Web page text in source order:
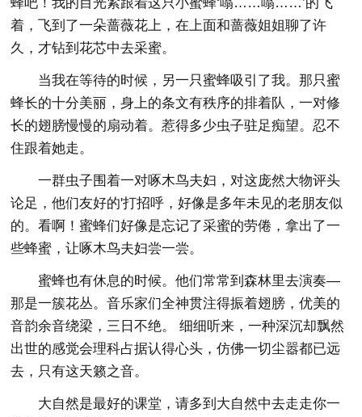
着，飞到了一朵蔷薇花上，在上面和蔷薇姐姐聊了许
久，才钻到花芯中去采蜜。
当我在等待的时候，另一只蜜蜂吸引了我。那只蜜
蜂长的十分美丽，身上的条文有秩序的排着队，一对修
长的翅膀慢慢的扇动着。惹得多少虫子驻足痴望。忍不
住跟着她走。
一群虫子围着一对啄木鸟夫妇，对这庞然大物评头
论足，他们友好的'打招呼，好像是多年未见的老朋友似
的。看啊！蜜蜂们好像是忘记了采蜜的劳倦，拿出了一
些蜂蜜，让啄木鸟夫妇尝一尝。
蜜蜂也有休息的时候。他们常常到森林里去演奏—
那是一簇花丛。音乐家们全神贯注得振着翅膀，优美的
音韵余音绕梁，三日不绝。 细细听来，一种深沉却飘然
出世的感觉会理科占据认得心头，仿佛一切尘嚣都已远
去，只有这天籁之音。
大自然是最好的课堂，请多到大自然中去走走你一